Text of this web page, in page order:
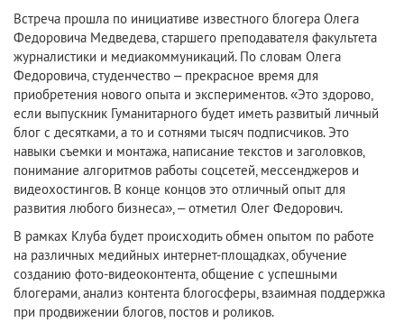
Встреча прошла по инициативе известного блогера Олега
Федоровича Медведева, старшего преподавателя факультета
журналистики и медиакоммуникаций. По словам Олега
Федоровича, студенчество – прекрасное время для
приобретения нового опыта и экспериментов. «Это здорово,
если выпускник Гуманитарного будет иметь развитый личный
блог с десятками, а то и сотнями тысяч подписчиков. Это
навыки съемки и монтажа, написание текстов и заголовков,
понимание алгоритмов работы соцсетей, мессенджеров и
видеохостингов. В конце концов это отличный опыт для
развития любого бизнеса», – отметил Олег Федорович.
В рамках Клуба будет происходить обмен опытом по работе
на различных медийных интернет-площадках, обучение
созданию фото-видеоконтента, общение с успешными
блогерами, анализ контента блогосферы, взаимная поддержка
при продвижении блогов, постов и роликов.